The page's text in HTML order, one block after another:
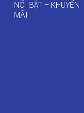
NỔI BẬT – KHUYẾN
MÃI